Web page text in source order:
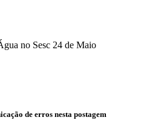
de erros nesta postagem